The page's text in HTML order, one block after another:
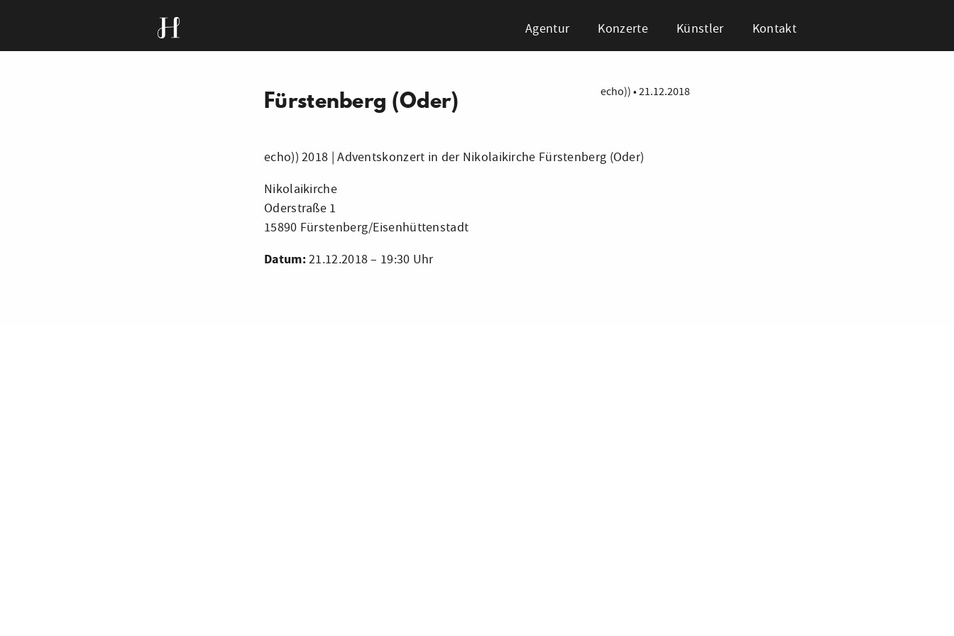
Agentur Konzerte Künstler Kontakt
Fürstenberg (Oder) echo))•21.12.2018
echo)) 2018 | Adventskonzert in der Nikolaikirche Fürstenberg (Oder)
Nikolaikirche
Oderstraße 1
15890 Fürstenberg/Eisenhüttenstadt
Datum:21.12.2018 – 19:30 Uhr